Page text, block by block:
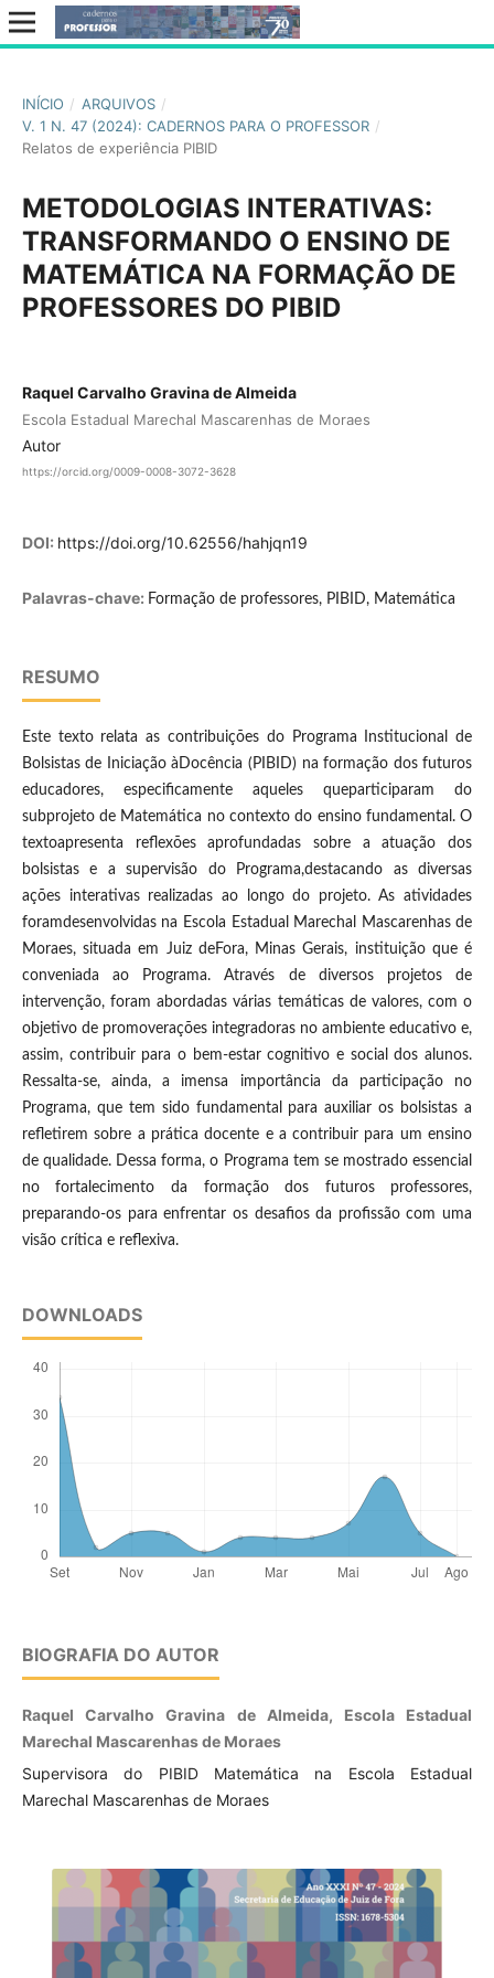
INÍCIO / ARQUIVOS /
V. 1 N. 47 (2024): CADERNOS PARA O PROFESSOR /
Relatos de experiência PIBID
METODOLOGIAS INTERATIVAS:
TRANSFORMANDO O ENSINO DE
MATEMÁTICA NA FORMAÇÃO DE
PROFESSORES DO PIBID
Raquel Carvalho Gravina de Almeida
Escola Estadual Marechal Mascarenhas de Moraes
Autor
https://orcid.org/0009-0008-3072-3628
DOI: https://doi.org/10.62556/hahjqn19
Palavras-chave: Formação de professores, PIBID, Matemática
RESUMO
Este texto relata as contribuições do Programa Institucional de
Bolsistas de Iniciação àDocência (PIBID) na formação dos futuros
educadores, especificamente aqueles queparticiparam do
subprojeto de Matemática no contexto do ensino fundamental. O
textoapresenta reflexões aprofundadas sobre a atuação dos
bolsistas e a supervisão do Programa,destacando as diversas
ações interativas realizadas ao longo do projeto. As atividades
foramdesenvolvidas na Escola Estadual Marechal Mascarenhas de
Moraes, situada em Juiz deFora, Minas Gerais, instituição que é
conveniada ao Programa. Através de diversos projetos de
intervenção, foram abordadas várias temáticas de valores, com o
objetivo de promoverações integradoras no ambiente educativo e,
assim, contribuir para o bem-estar cognitivo e social dos alunos.
Ressalta-se, ainda, a imensa importância da participação no
Programa, que tem sido fundamental para auxiliar os bolsistas a
refletirem sobre a prática docente e a contribuir para um ensino
de qualidade. Dessa forma, o Programa tem se mostrado essencial
no fortalecimento da formação dos futuros professores,
preparando-os para enfrentar os desafios da profissão com uma
visão crítica e reflexiva.
DOWNLOADS
BIOGRAFIA DO AUTOR
Raquel Carvalho Gravina de Almeida, Escola Estadual
Marechal Mascarenhas de Moraes
Supervisora do PIBID Matemática na Escola Estadual
Marechal Mascarenhas de Moraes